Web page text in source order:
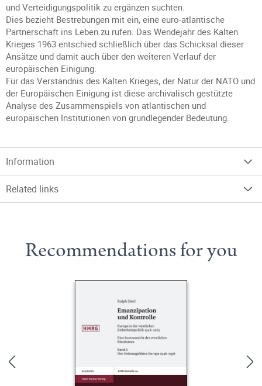
und Verteidigungspolitik zu ergänzen suchten.
Dies bezieht Bestrebungen mit ein, eine euro-atlantische
Partnerschaft ins Leben zu rufen. Das Wendejahr des Kalten
Krieges 1963 entschied schließlich über das Schicksal dieser
Ansätze und damit auch über den weiteren Verlauf der
europäischen Einigung.
Für das Verständnis des Kalten Krieges, der Natur der NATO und
der Europäischen Einigung ist diese archivalisch gestützte
Analyse des Zusammenspiels von atlantischen und
europäischen Institutionen von grundlegender Bedeutung.
Information
Related links
Recommendations for you